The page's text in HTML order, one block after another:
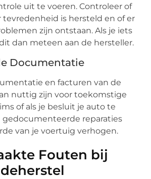
uit te voeren. Controleer of
tevredenheid is hersteld en of er
zijn ontstaan. Als je iets
dan meteen aan de hersteller.
Documentatie
en facturen van de
nuttig zijn voor toekomstige
of als je besluit je auto te
gedocumenteerde reparaties
van je voertuig verhogen.
Fouten bij